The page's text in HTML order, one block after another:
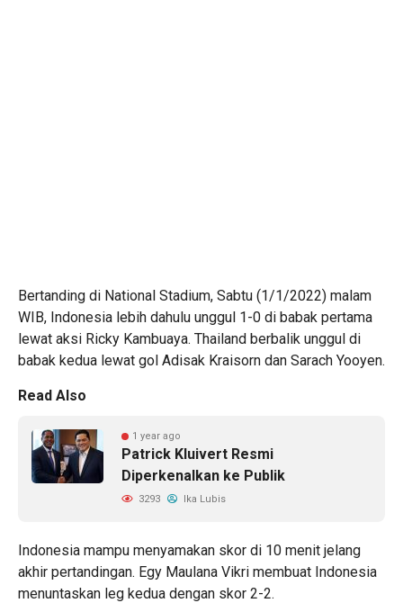
Bertanding di National Stadium, Sabtu (1/1/2022) malam
WIB, Indonesia lebih dahulu unggul 1-0 di babak pertama
lewat aksi Ricky Kambuaya. Thailand berbalik unggul di
babak kedua lewat gol Adisak Kraisorn dan Sarach Yooyen.
Read Also
1 year ago
Patrick Kluivert Resmi
Diperkenalkan ke Publik
3293 Ika Lubis
Indonesia mampu menyamakan skor di 10 menit jelang
akhir pertandingan. Egy Maulana Vikri membuat Indonesia
menuntaskan leg kedua dengan skor 2-2.